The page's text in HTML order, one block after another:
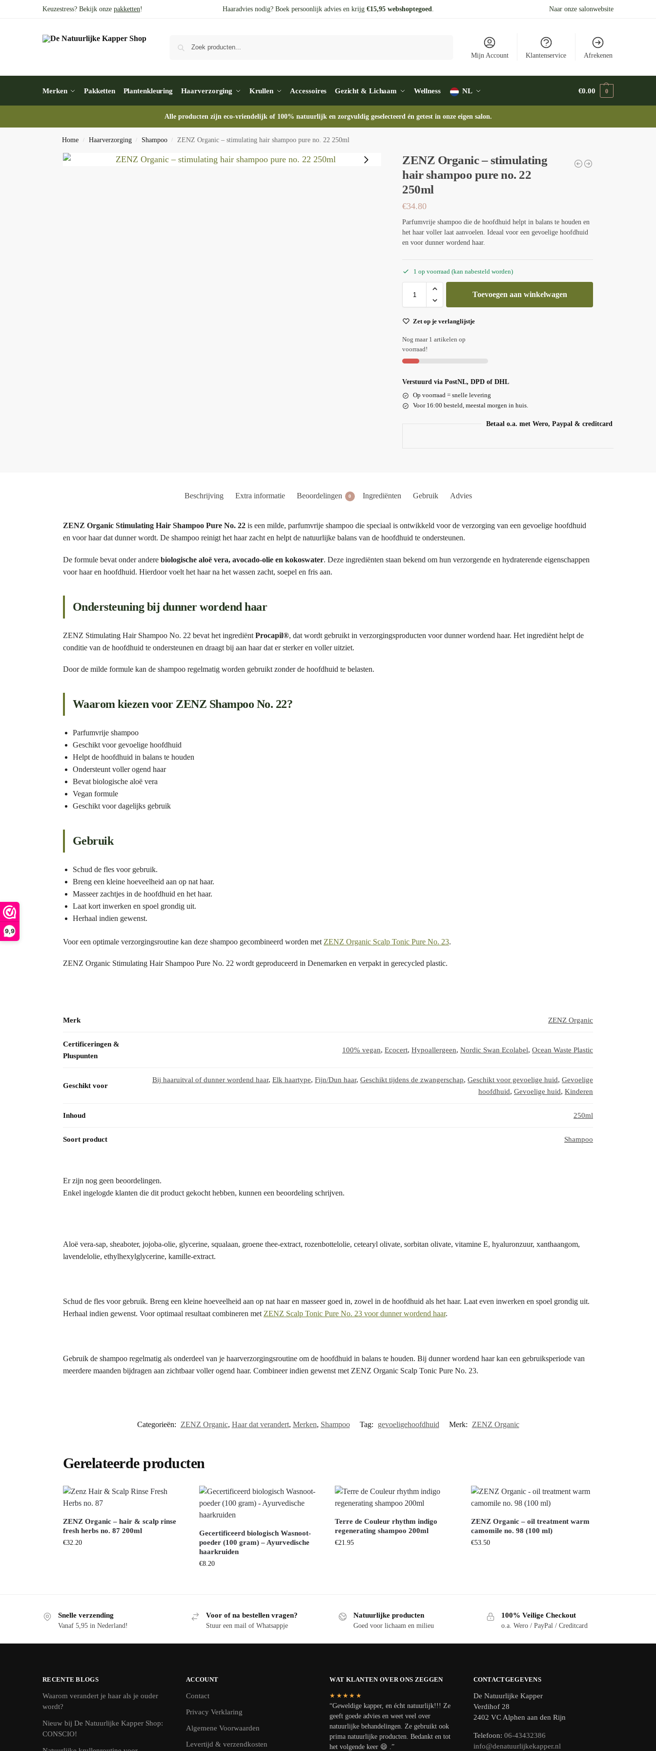
9,9
Keuzestress? Bekijk onze pakketten! Haaradvies nodig? Boek persoonlijk advies en krijg €15,95 webshoptegoed. Naar onze salonwebsite
Mijn Account Klantenservice Afrekenen
Merken Pakketten Plantenkleuring Haarverzorging Krullen Accessoires Gezicht & Lichaam Wellness NL €0.00 0
Alle producten zijn eco-vriendelijk of 100% natuurlijk en zorgvuldig geselecteerd én getest in onze eigen salon.
Home / Haarverzorging / Shampoo / ZENZ Organic – stimulating hair shampoo pure no. 22 250ml
ZENZ Organic – stimulating
hair shampoo pure no. 22
250ml
€34.80
Parfumvrije shampoo die de hoofdhuid helpt in balans te houden en
het haar voller laat aanvoelen. Ideaal voor een gevoelige hoofdhuid
en voor dunner wordend haar.
1 op voorraad (kan nabesteld worden)
Toevoegen aan winkelwagen
Zet op je verlanglijstje
Nog maar 1 artikelen op
voorraad!
Verstuurd via PostNL, DPD of DHL
Op voorraad = snelle levering
Voor 16:00 besteld, meestal morgen in huis.
Betaal o.a. met Wero, Paypal & creditcard
Beschrijving Extra informatie Beoordelingen 0 Ingrediënten Gebruik Advies
ZENZ Organic Stimulating Hair Shampoo Pure No. 22is een milde, parfumvrije shampoo die speciaal is ontwikkeld voor de verzorging van een gevoelige hoofdhuid
en voor haar dat dunner wordt. De shampoo reinigt het haar zacht en helpt de natuurlijke balans van de hoofdhuid te ondersteunen.
De formule bevat onder andere biologische aloë vera, avocado-olie en kokoswater. Deze ingrediënten staan bekend om hun verzorgende en hydraterende eigenschappen
voor haar en hoofdhuid. Hierdoor voelt het haar na het wassen zacht, soepel en fris aan.
Ondersteuning bij dunner wordend haar
ZENZ Stimulating Hair Shampoo No. 22 bevat het ingrediënt Procapil®, dat wordt gebruikt in verzorgingsproducten voor dunner wordend haar. Het ingrediënt helpt de
conditie van de hoofdhuid te ondersteunen en draagt bij aan haar dat er sterker en voller uitziet.
Door de milde formule kan de shampoo regelmatig worden gebruikt zonder de hoofdhuid te belasten.
Waarom kiezen voor ZENZ Shampoo No. 22?
Parfumvrije shampoo
Geschikt voor gevoelige hoofdhuid
Helpt de hoofdhuid in balans te houden
Ondersteunt voller ogend haar
Bevat biologische aloë vera
Vegan formule
Geschikt voor dagelijks gebruik
Gebruik
Schud de fles voor gebruik.
Breng een kleine hoeveelheid aan op nat haar.
Masseer zachtjes in de hoofdhuid en het haar.
Laat kort inwerken en spoel grondig uit.
Herhaal indien gewenst.
Voor een optimale verzorgingsroutine kan deze shampoo gecombineerd worden met ZENZ Organic Scalp Tonic Pure No. 23.
ZENZ Organic Stimulating Hair Shampoo Pure No. 22 wordt geproduceerd in Denemarken en verpakt in gerecycled plastic.
Merk ZENZ Organic
Certificeringen &
Pluspunten
100% vegan, Ecocert, Hypoallergeen, Nordic Swan Ecolabel, Ocean Waste Plastic
Geschikt voor
Bij haaruitval of dunner wordend haar, Elk haartype, Fijn/Dun haar, Geschikt tijdens de zwangerschap, Geschikt voor gevoelige huid, Gevoelige
hoofdhuid, Gevoelige huid, Kinderen
Inhoud 250ml
Soort product Shampoo
Er zijn nog geen beoordelingen.
Enkel ingelogde klanten die dit product gekocht hebben, kunnen een beoordeling schrijven.
Aloë vera-sap, sheaboter, jojoba-olie, glycerine, squalaan, groene thee-extract, rozenbottelolie, cetearyl olivate, sorbitan olivate, vitamine E, hyaluronzuur, xanthaangom,
lavendelolie, ethylhexylglycerine, kamille-extract.
Schud de fles voor gebruik. Breng een kleine hoeveelheid aan op nat haar en masseer goed in, zowel in de hoofdhuid als het haar. Laat even inwerken en spoel grondig uit.
Herhaal indien gewenst. Voor optimaal resultaat combineren met ZENZ Scalp Tonic Pure No. 23 voor dunner wordend haar.
Gebruik de shampoo regelmatig als onderdeel van je haarverzorgingsroutine om de hoofdhuid in balans te houden. Bij dunner wordend haar kan een gebruiksperiode van
meerdere maanden bijdragen aan zichtbaar voller ogend haar. Combineer indien gewenst met ZENZ Organic Scalp Tonic Pure No. 23.
Categorieën: ZENZ Organic, Haar dat verandert, Merken, Shampoo Tag: gevoeligehoofdhuid Merk: ZENZ Organic
Gerelateerde producten
ZENZ Organic – hair & scalp rinse
fresh herbs no. 87 200ml
€32.20
Gecertificeerd biologisch Wasnoot-
poeder (100 gram) – Ayurvedische
haarkruiden
€8.20
Terre de Couleur rhythm indigo
regenerating shampoo 200ml
€21.95
ZENZ Organic – oil treatment warm
camomile no. 98 (100 ml)
€53.50
Snelle verzending
Vanaf 5,95 in Nederland!
Voor of na bestellen vragen?
Stuur een mail of Whatsappje
Natuurlijke producten
Goed voor lichaam en milieu
100% Veilige Checkout
o.a. Wero / PayPal / Creditcard
RECENTE BLOGS
Waarom verandert je haar als je ouder
wordt?
Nieuw bij De Natuurlijke Kapper Shop:
CONSCIO!
ACCOUNT
Contact
Privacy Verklaring
Algemene Voorwaarden
Levertijd & verzendkosten
WAT KLANTEN OVER ONS ZEGGEN
★★★★★
“Geweldige kapper, en écht natuurlijk!!! Ze
geeft goede advies en weet veel over
natuurlijke behandelingen. Ze gebruikt ook
prima natuurlijke producten. Bedankt en tot
het volgende keer 😄 .”
CONTACTGEGEVENS
De Natuurlijke Kapper
Verdihof 28
2402 VC Alphen aan den Rijn
Telefoon: 06-43432386
info@denatuurlijkekapper.nl